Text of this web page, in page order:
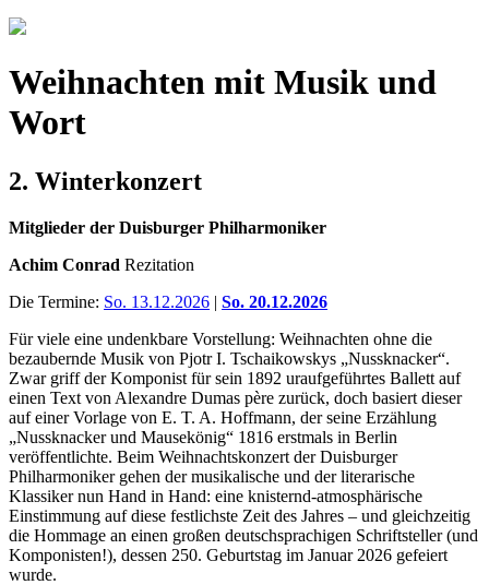
Weihnachten mit Musik und
Wort
2. Winterkonzert
Mitglieder der Duisburger Philharmoniker
Achim Conrad Rezitation
Die Termine: So. 13.12.2026 | So. 20.12.2026
Für viele eine undenkbare Vorstellung: Weihnachten ohne die
bezaubernde Musik von Pjotr I. Tschaikowskys „Nussknacker“.
Zwar griff der Komponist für sein 1892 uraufgeführtes Ballett auf
einen Text von Alexandre Dumas père zurück, doch basiert dieser
auf einer Vorlage von E. T. A. Hoffmann, der seine Erzählung
„Nussknacker und Mausekönig“ 1816 erstmals in Berlin
veröffentlichte. Beim Weihnachtskonzert der Duisburger
Philharmoniker gehen der musikalische und der literarische
Klassiker nun Hand in Hand: eine knisternd-atmosphärische
Einstimmung auf diese festlichste Zeit des Jahres – und gleichzeitig
die Hommage an einen großen deutschsprachigen Schriftsteller (und
Komponisten!), dessen 250. Geburtstag im Januar 2026 gefeiert
wurde.